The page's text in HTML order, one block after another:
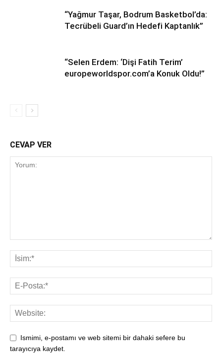
“Yağmur Taşar, Bodrum Basketbol’da:
Tecrübeli Guard’ın Hedefi Kaptanlık”
“Selen Erdem: ‘Dişi Fatih Terim’
europeworldspor.com’a Konuk Oldu!”
CEVAP VER
Ismimi, e-postamı ve web sitemi bir dahaki sefere bu
tarayıcıya kaydet.